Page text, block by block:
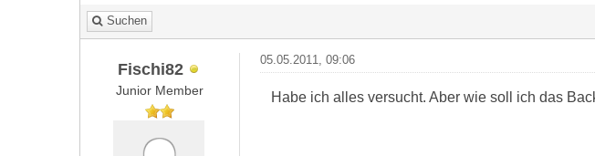
Suchen
Fischi82
Junior Member
05.05.2011, 09:06
Habe ich alles versucht. Aber wie soll ich das